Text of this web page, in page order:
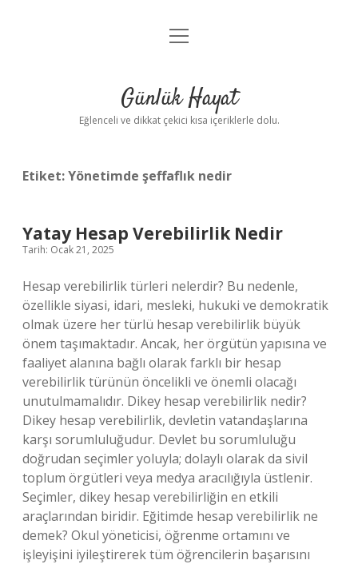
Anasayfa
Yasal Uyarı
menüyü
Günlük Hayat
Eğlenceli ve dikkat çekici kısa içeriklerle dolu.
Etiket:Yönetimde şeffaflık nedir
Yatay Hesap Verebilirlik Nedir
Tarih: Ocak 21, 2025
Hesap verebilirlik türleri nelerdir? Bu nedenle,
özellikle siyasi, idari, mesleki, hukuki ve demokratik
olmak üzere her türlü hesap verebilirlik büyük
önem taşımaktadır. Ancak, her örgütün yapısına ve
faaliyet alanına bağlı olarak farklı bir hesap
verebilirlik türünün öncelikli ve önemli olacağı
unutulmamalıdır. Dikey hesap verebilirlik nedir?
Dikey hesap verebilirlik, devletin vatandaşlarına
karşı sorumluluğudur. Devlet bu sorumluluğu
doğrudan seçimler yoluyla; dolaylı olarak da sivil
toplum örgütleri veya medya aracılığıyla üstlenir.
Seçimler, dikey hesap verebilirliğin en etkili
araçlarından biridir. Eğitimde hesap verebilirlik ne
demek? Okul yöneticisi, öğrenme ortamını ve
işleyişini iyileştirerek tüm öğrencilerin başarısını